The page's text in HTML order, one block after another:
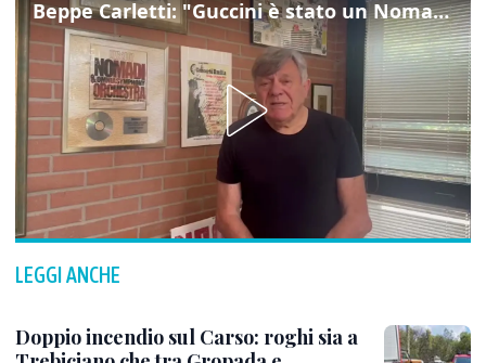
Beppe Carletti: "Guccini è stato un Nomade"
LEGGI ANCHE
Doppio incendio sul Carso: roghi sia a